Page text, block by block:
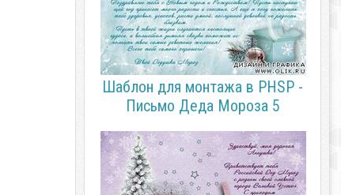
Шаблон для монтажа в PHSP -
Письмо Деда Мороза 5